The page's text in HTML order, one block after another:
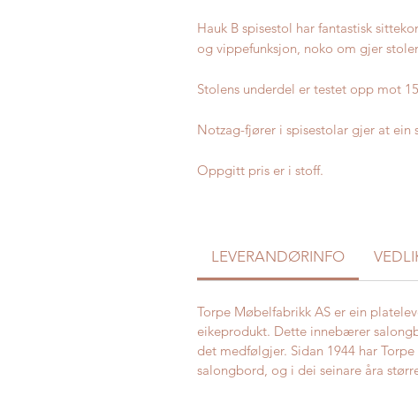
Hauk B spisestol har fantastisk
og vippefunksjon, noko om gjer
Stolens underdel er testet opp mot
Notzag-fjører i spisestolar gjer at
Oppgitt pris er i stoff.
LEVERANDØRINFO
Torpe Møbelfabrikk AS er ein
eikeprodukt. Dette innebærer
det medfølgjer. Sidan 1944 har
salongbord, og i dei seinare åra